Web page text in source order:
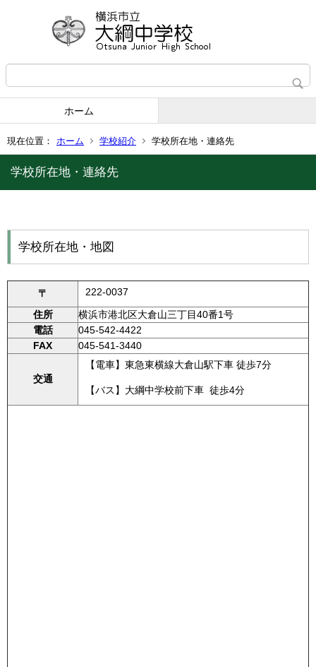
ホーム
現在位置： ホーム 学校紹介 学校所在地・連絡先
学校所在地・連絡先
学校所在地・地図
〒
222-0037
住所
横浜市港北区大倉山三丁目40番1号
電話
045-542-4422
FAX
045-541-3440
交通
【電車】東急東横線大倉山駅下車 徒歩7分
【バス】大綱中学校前下車 徒歩4分